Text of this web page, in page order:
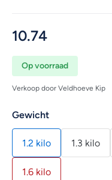
10.74
Op voorraad
Verkoop door Veldhoeve Kip
Gewicht
1.2 kilo 1.3 kilo
1.6 kilo